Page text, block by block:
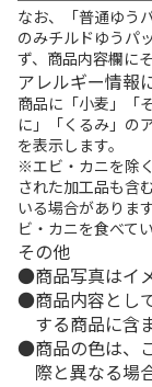
なお、「普通ゆう
のみチルドゆうパ
ず、商品内容欄に
アレルギー情報
商品に「小麦」「
に」「くるみ」の
を表示します。
※エビ・カニを除
された加工品も含
いる場合がありま
ビ・カニを食べて
その他
商品写真はイ
商品内容とし
する商品に含
商品の色は、
際と異なる場